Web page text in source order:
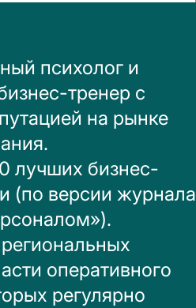
психолог и
тренер с
на рынке
лучших бизнес-
(по версии журнала
оперативного
регулярно